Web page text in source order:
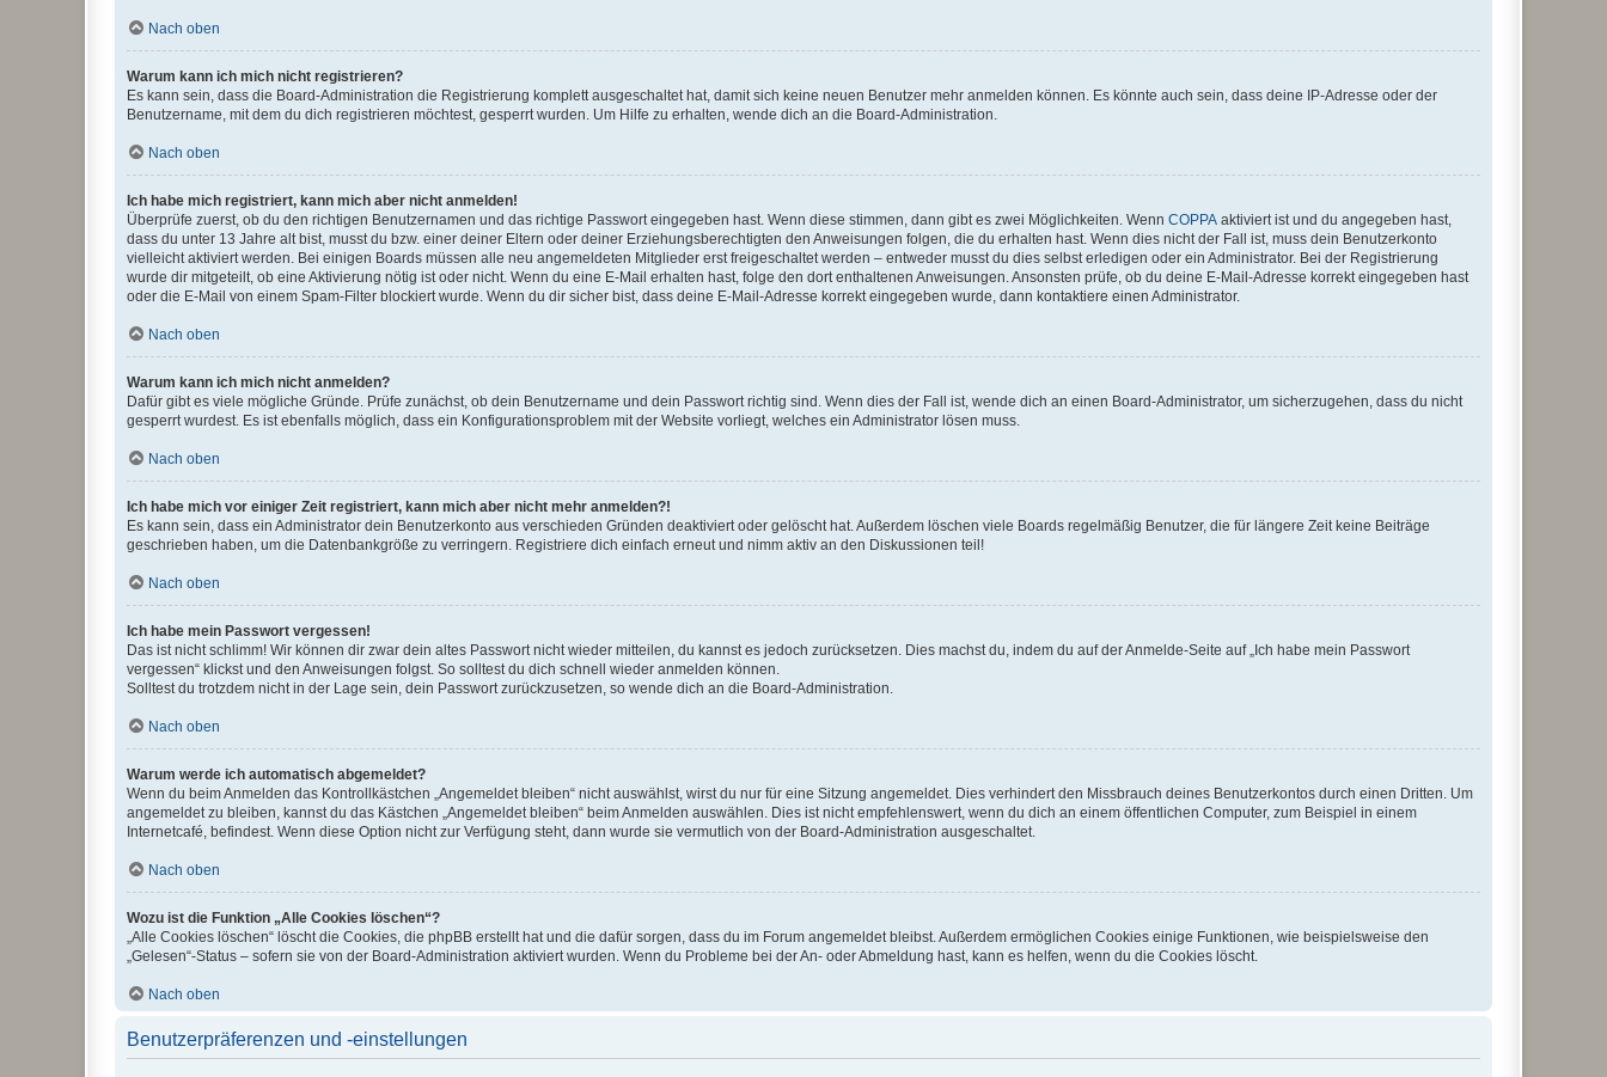
Nach oben
Warum kann ich mich nicht registrieren?
Es kann sein, dass die Board-Administration die Registrierung komplett ausgeschaltet hat, damit sich keine neuen Benutzer mehr anmelden können. Es könnte auch sein, dass deine IP-Adresse oder der
Benutzername, mit dem du dich registrieren möchtest, gesperrt wurden. Um Hilfe zu erhalten, wende dich an die Board-Administration.
Nach oben
Ich habe mich registriert, kann mich aber nicht anmelden!
Überprüfe zuerst, ob du den richtigen Benutzernamen und das richtige Passwort eingegeben hast. Wenn diese stimmen, dann gibt es zwei Möglichkeiten. Wenn COPPA aktiviert ist und du angegeben hast,
dass du unter 13 Jahre alt bist, musst du bzw. einer deiner Eltern oder deiner Erziehungsberechtigten den Anweisungen folgen, die du erhalten hast. Wenn dies nicht der Fall ist, muss dein Benutzerkonto
vielleicht aktiviert werden. Bei einigen Boards müssen alle neu angemeldeten Mitglieder erst freigeschaltet werden – entweder musst du dies selbst erledigen oder ein Administrator. Bei der Registrierung
wurde dir mitgeteilt, ob eine Aktivierung nötig ist oder nicht. Wenn du eine E-Mail erhalten hast, folge den dort enthaltenen Anweisungen. Ansonsten prüfe, ob du deine E-Mail-Adresse korrekt eingegeben hast
oder die E-Mail von einem Spam-Filter blockiert wurde. Wenn du dir sicher bist, dass deine E-Mail-Adresse korrekt eingegeben wurde, dann kontaktiere einen Administrator.
Nach oben
Warum kann ich mich nicht anmelden?
Dafür gibt es viele mögliche Gründe. Prüfe zunächst, ob dein Benutzername und dein Passwort richtig sind. Wenn dies der Fall ist, wende dich an einen Board-Administrator, um sicherzugehen, dass du nicht
gesperrt wurdest. Es ist ebenfalls möglich, dass ein Konfigurationsproblem mit der Website vorliegt, welches ein Administrator lösen muss.
Nach oben
Ich habe mich vor einiger Zeit registriert, kann mich aber nicht mehr anmelden?!
Es kann sein, dass ein Administrator dein Benutzerkonto aus verschieden Gründen deaktiviert oder gelöscht hat. Außerdem löschen viele Boards regelmäßig Benutzer, die für längere Zeit keine Beiträge
geschrieben haben, um die Datenbankgröße zu verringern. Registriere dich einfach erneut und nimm aktiv an den Diskussionen teil!
Nach oben
Ich habe mein Passwort vergessen!
Das ist nicht schlimm! Wir können dir zwar dein altes Passwort nicht wieder mitteilen, du kannst es jedoch zurücksetzen. Dies machst du, indem du auf der Anmelde-Seite auf „Ich habe mein Passwort
vergessen“ klickst und den Anweisungen folgst. So solltest du dich schnell wieder anmelden können.
Solltest du trotzdem nicht in der Lage sein, dein Passwort zurückzusetzen, so wende dich an die Board-Administration.
Nach oben
Warum werde ich automatisch abgemeldet?
Wenn du beim Anmelden das Kontrollkästchen „Angemeldet bleiben“ nicht auswählst, wirst du nur für eine Sitzung angemeldet. Dies verhindert den Missbrauch deines Benutzerkontos durch einen Dritten. Um
angemeldet zu bleiben, kannst du das Kästchen „Angemeldet bleiben“ beim Anmelden auswählen. Dies ist nicht empfehlenswert, wenn du dich an einem öffentlichen Computer, zum Beispiel in einem
Internetcafé, befindest. Wenn diese Option nicht zur Verfügung steht, dann wurde sie vermutlich von der Board-Administration ausgeschaltet.
Nach oben
Wozu ist die Funktion „Alle Cookies löschen“?
„Alle Cookies löschen“ löscht die Cookies, die phpBB erstellt hat und die dafür sorgen, dass du im Forum angemeldet bleibst. Außerdem ermöglichen Cookies einige Funktionen, wie beispielsweise den
„Gelesen“-Status – sofern sie von der Board-Administration aktiviert wurden. Wenn du Probleme bei der An- oder Abmeldung hast, kann es helfen, wenn du die Cookies löscht.
Nach oben
Benutzerpräferenzen und -einstellungen